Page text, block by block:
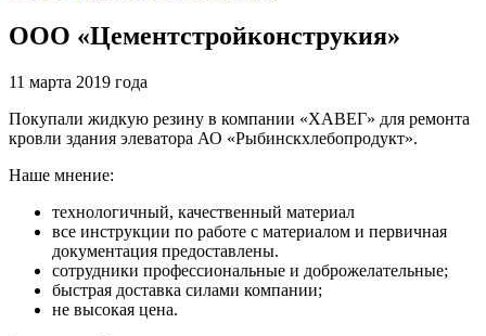
ООО «Цементстройконструкия»
11 марта 2019 года
Покупали жидкую резину в компании «ХАВЕГ» для ремонта
кровли здания элеватора АО «Рыбинскхлебопродукт».
Наше мнение:
технологичный, качественный материал
все инструкции по работе с материалом и первичная
документация предоставлены.
сотрудники профессиональные и доброжелательные;
быстрая доставка силами компании;
не высокая цена.